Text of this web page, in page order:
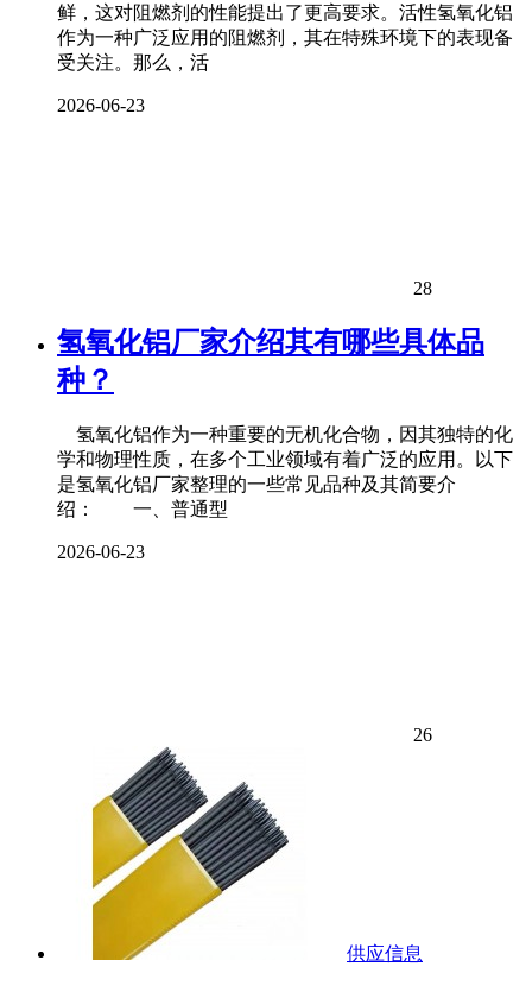
鲜，这对阻燃剂的性能提出了更高要求。活性氢氧化铝
作为一种广泛应用的阻燃剂，其在特殊环境下的表现备
受关注。那么，活
2026-06-23
28
氢氧化铝厂家介绍其有哪些具体品
种？
氢氧化铝作为一种重要的无机化合物，因其独特的化
学和物理性质，在多个工业领域有着广泛的应用。以下
是氢氧化铝厂家整理的一些常见品种及其简要介
绍： 一、普通型
2026-06-23
26
供应信息